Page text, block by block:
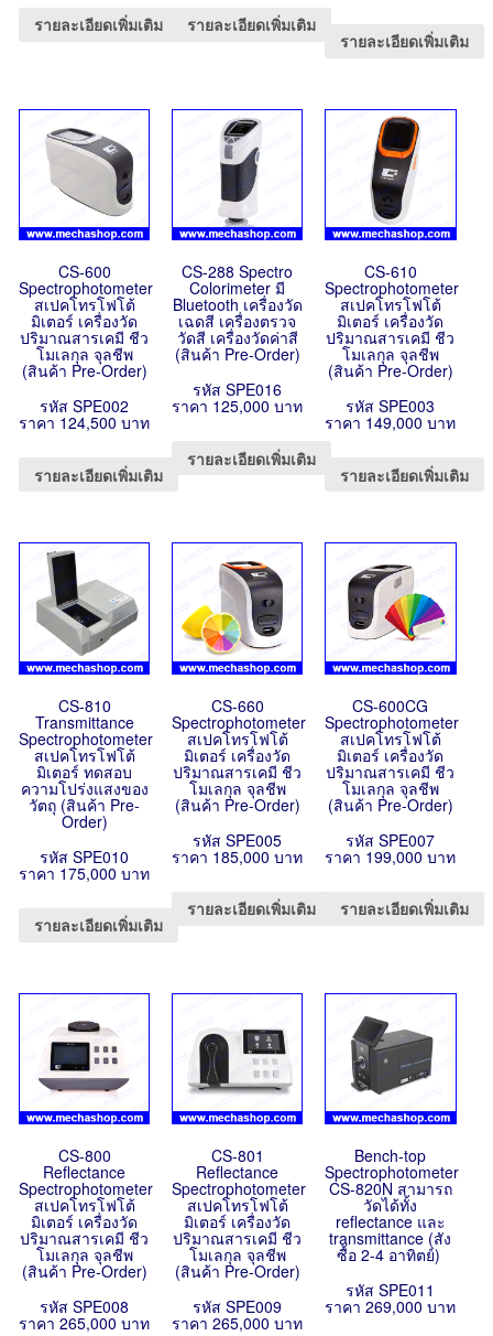
รายละเอียดเพิ่มเติม รายละเอียดเพิ่มเติม
รายละเอียดเพิ่มเติม
CS-600
Spectrophotometer
สเปคโทรโฟโต้
มิเตอร์ เครื่องวัด
ปริมาณสารเคมี ชีว
โมเลกุล จุลชีพ
(สินค้า Pre-Order)
รหัส SPE002
ราคา 124,500 บาท
รายละเอียดเพิ่มเติม
CS-288 Spectro
Colorimeter มี
Bluetooth เครื่องวัด
เฉดสี เครื่องตรวจ
วัดสี เครื่องวัดค่าสี
(สินค้า Pre-Order)
รหัส SPE016
ราคา 125,000 บาท
รายละเอียดเพิ่มเติม
CS-610
Spectrophotometer
สเปคโทรโฟโต้
มิเตอร์ เครื่องวัด
ปริมาณสารเคมี ชีว
โมเลกุล จุลชีพ
(สินค้า Pre-Order)
รหัส SPE003
ราคา 149,000 บาท
รายละเอียดเพิ่มเติม
CS-810
Transmittance
Spectrophotometer
สเปคโทรโฟโต้
มิเตอร์ ทดสอบ
ความโปร่งแสงของ
วัตถุ (สินค้า Pre-
Order)
รหัส SPE010
ราคา 175,000 บาท
รายละเอียดเพิ่มเติม
CS-660
Spectrophotometer
สเปคโทรโฟโต้
มิเตอร์ เครื่องวัด
ปริมาณสารเคมี ชีว
โมเลกุล จุลชีพ
(สินค้า Pre-Order)
รหัส SPE005
ราคา 185,000 บาท
รายละเอียดเพิ่มเติม
CS-600CG
Spectrophotometer
สเปคโทรโฟโต้
มิเตอร์ เครื่องวัด
ปริมาณสารเคมี ชีว
โมเลกุล จุลชีพ
(สินค้า Pre-Order)
รหัส SPE007
ราคา 199,000 บาท
รายละเอียดเพิ่มเติม
CS-800
Reflectance
Spectrophotometer
สเปคโทรโฟโต้
มิเตอร์ เครื่องวัด
ปริมาณสารเคมี ชีว
โมเลกุล จุลชีพ
(สินค้า Pre-Order)
รหัส SPE008
ราคา 265,000 บาท
CS-801
Reflectance
Spectrophotometer
สเปคโทรโฟโต้
มิเตอร์ เครื่องวัด
ปริมาณสารเคมี ชีว
โมเลกุล จุลชีพ
(สินค้า Pre-Order)
รหัส SPE009
ราคา 265,000 บาท
Bench-top
Spectrophotometer
CS-820N สามารถ
วัดได้ทั้ง
reflectance และ
transmittance (สัง
ซื้อ 2-4 อาทิตย์)
รหัส SPE011
ราคา 269,000 บาท